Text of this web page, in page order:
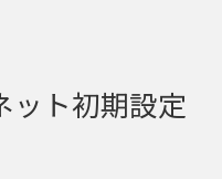
ット初期設定